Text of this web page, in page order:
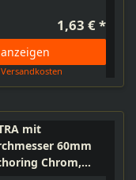
1,63 € *
Versandkosten
mit
60mm
Chrom,